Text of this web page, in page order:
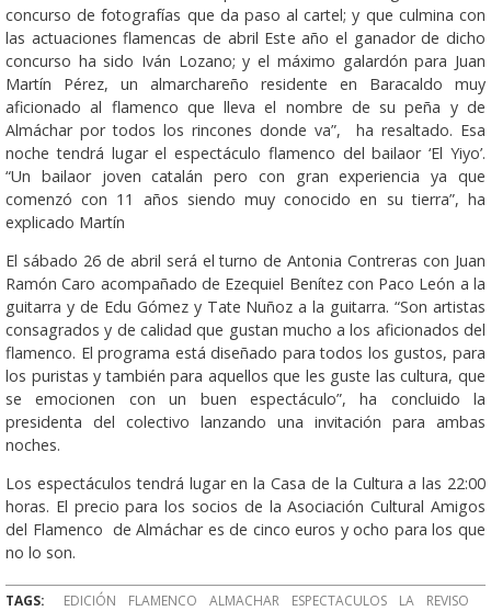
concurso de fotografías que da paso al cartel; y que culmina con
las actuaciones flamencas de abril Este año el ganador de dicho
concurso ha sido Iván Lozano; y el máximo galardón para Juan
Martín Pérez, un almarchareño residente en Baracaldo muy
aficionado al flamenco que lleva el nombre de su peña y de
Almáchar por todos los rincones donde va”, ha resaltado. Esa
noche tendrá lugar el espectáculo flamenco del bailaor ‘El Yiyo’.
“Un bailaor joven catalán pero con gran experiencia ya que
comenzó con 11 años siendo muy conocido en su tierra”, ha
explicado Martín
El sábado 26 de abril será el turno de Antonia Contreras con Juan
Ramón Caro acompañado de Ezequiel Benítez con Paco León a la
guitarra y de Edu Gómez y Tate Nuñoz a la guitarra. “Son artistas
consagrados y de calidad que gustan mucho a los aficionados del
flamenco. El programa está diseñado para todos los gustos, para
los puristas y también para aquellos que les guste las cultura, que
se emocionen con un buen espectáculo”, ha concluido la
presidenta del colectivo lanzando una invitación para ambas
noches.
Los espectáculos tendrá lugar en la Casa de la Cultura a las 22:00
horas. El precio para los socios de la Asociación Cultural Amigos
del Flamenco de Almáchar es de cinco euros y ocho para los que
no lo son.
TAGS: EDICIÓN FLAMENCO ALMACHAR ESPECTACULOS LA REVISO